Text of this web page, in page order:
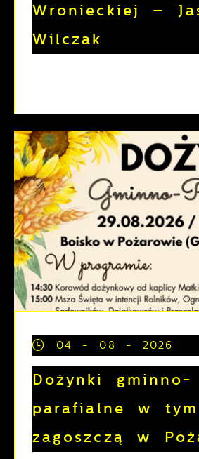
Wronieckiej –
Wilczak
04 - 08 - 2026
Dożynki gminno-
parafialne w
zagoszczą w